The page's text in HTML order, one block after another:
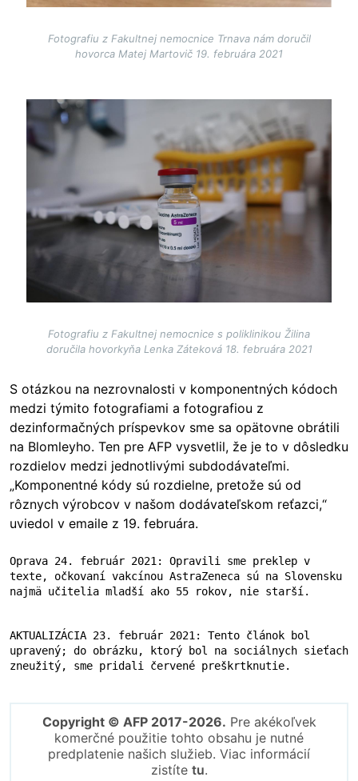
Fotografiu z Fakultnej nemocnice Trnava nám doručil
hovorca Matej Martovič 19. februára 2021
Image
Fotografiu z Fakultnej nemocnice s poliklinikou Žilina
doručila hovorkyňa Lenka Záteková 18. februára 2021
S otázkou na nezrovnalosti v komponentných kódoch
medzi týmito fotografiami a fotografiou z
dezinformačných príspevkov sme sa opätovne obrátili
na Blomleyho. Ten pre AFP vysvetlil, že je to v dôsledku
rozdielov medzi jednotlivými subdodávateľmi.
„Komponentné kódy sú rozdielne, pretože sú od
rôznych výrobcov v našom dodávateľskom reťazci,“
uviedol v emaile z 19. februára.
Oprava 24. február 2021: Opravili sme preklep v
texte, očkovaní vakcínou AstraZeneca sú na Slovensku
najmä učitelia mladší ako 55 rokov, nie starší.
AKTUALIZÁCIA 23. február 2021: Tento článok bol
upravený; do obrázku, ktorý bol na sociálnych sieťach
Copyright © AFP 2017-2026. Pre akékoľvek
komerčné použitie tohto obsahu je nutné
predplatenie našich služieb. Viac informácií
zistíte tu.